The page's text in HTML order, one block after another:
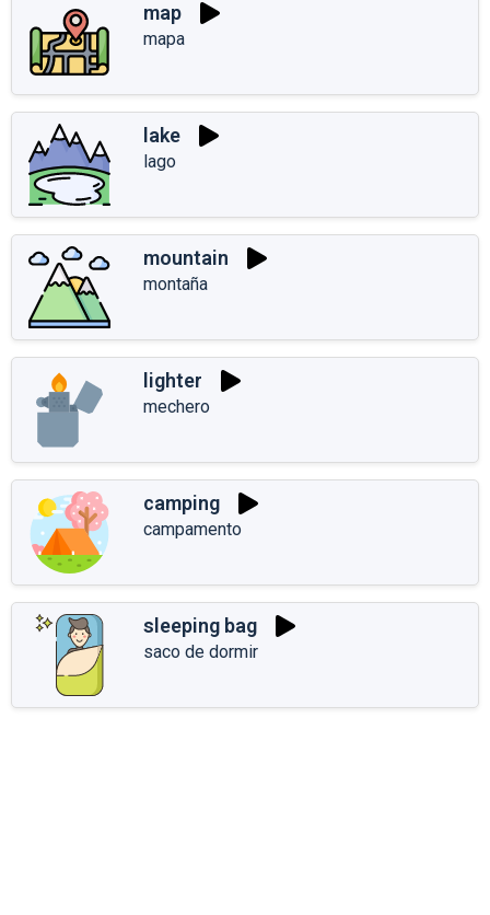
map
mapa
lake
lago
mountain
montaña
lighter
mechero
camping
campamento
sleeping bag
saco de dormir